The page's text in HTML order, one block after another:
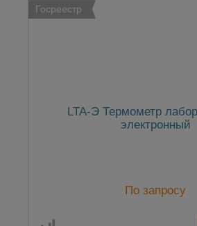
Госреестр
LTA-Э Термометр
электронный
По запросу